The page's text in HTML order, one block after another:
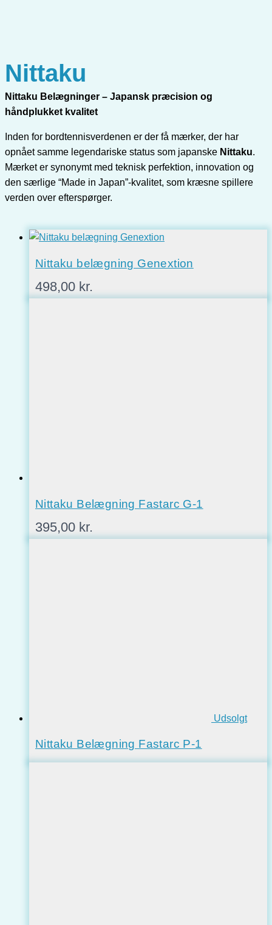
Nittaku
Nittaku Belægninger – Japansk præcision og
håndplukket kvalitet
Inden for bordtennisverdenen er der få mærker, der har
opnået samme legendariske status som japanske Nittaku.
Mærket er synonymt med teknisk perfektion, innovation og
den særlige “Made in Japan”-kvalitet, som kræsne spillere
verden over efterspørger.
Nittaku belægning Genextion
498,00 kr.
Nittaku Belægning Fastarc G-1
395,00 kr.
Udsolgt
Nittaku Belægning Fastarc P-1